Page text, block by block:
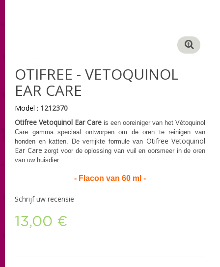
OTIFREE - VETOQUINOL
EAR CARE
Model : 1212370
Otifree Vetoquinol Ear Care is een ooreiniger van het Vétoquinol
Care gamma speciaal ontworpen om de oren te reinigen van
honden en katten. De verrijkte formule van Otifree Vetoquinol
Ear Care zorgt voor de oplossing van vuil en oorsmeer in de oren
van uw huisdier.
- Flacon van 60 ml -
Schrijf uw recensie
13,00 €